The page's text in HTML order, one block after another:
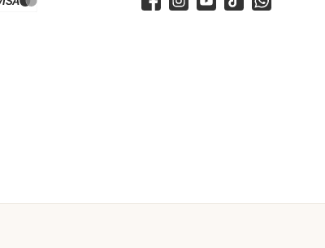
Facebook
Instagram
YoutubeTikTokWhatsApp